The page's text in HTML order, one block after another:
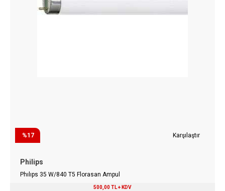
%17 Karşılaştır
Philips
Phılıps 35 W/840 T5 Florasan Ampul
500,00 TL + KDV